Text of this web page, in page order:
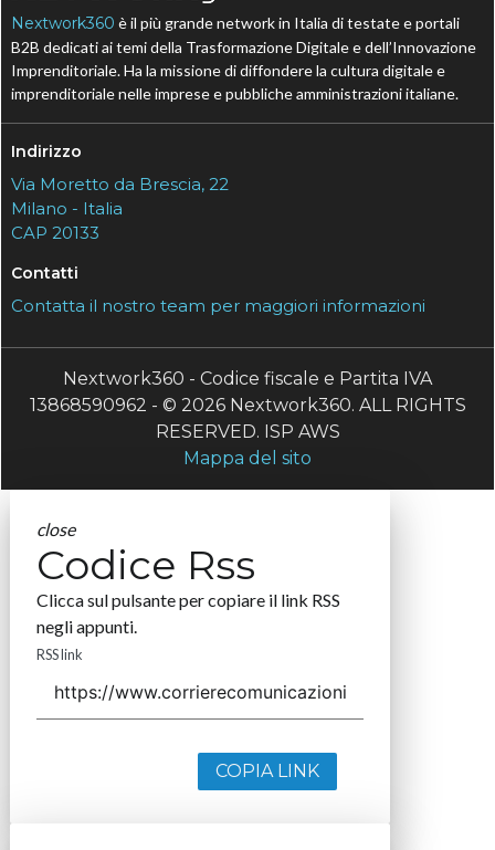
Nextwork360 è il più grande network in Italia di testate e portali
B2B dedicati ai temi della Trasformazione Digitale e dell’Innovazione
Imprenditoriale. Ha la missione di diffondere la cultura digitale e
imprenditoriale nelle imprese e pubbliche amministrazioni italiane.
Indirizzo
Via Moretto da Brescia, 22
Milano - Italia
CAP 20133
Contatti
Contatta il nostro team per maggiori informazioni
Nextwork360 - Codice fiscale e Partita IVA
13868590962 - © 2026 Nextwork360. ALL RIGHTS
RESERVED. ISP AWS
Mappa del sito
close
Codice Rss
Clicca sul pulsante per copiare il link RSS
negli appunti.
RSS link
COPIA LINK